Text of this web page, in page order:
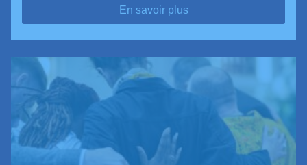
En savoir plus